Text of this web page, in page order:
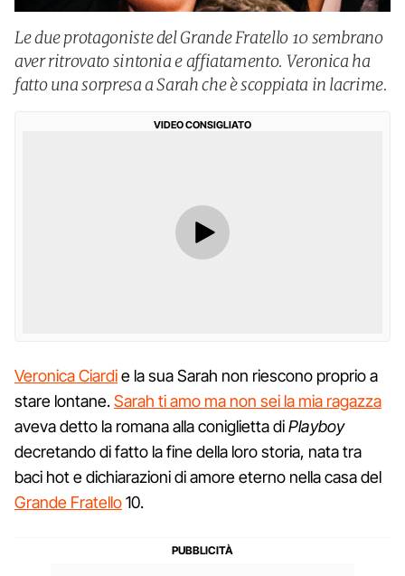
Le due protagoniste del Grande Fratello 10 sembrano
aver ritrovato sintonia e affiatamento. Veronica ha
fatto una sorpresa a Sarah che è scoppiata in lacrime.
VIDEO CONSIGLIATO
Veronica Ciardie la sua Sarah non riescono proprio a
stare lontane.Sarah ti amo ma non sei la mia ragazza
aveva detto la romana alla coniglietta diPlayboy
decretando di fatto la fine della loro storia, nata tra
baci hot e dichiarazioni di amore eterno nella casa del
Grande Fratello10.